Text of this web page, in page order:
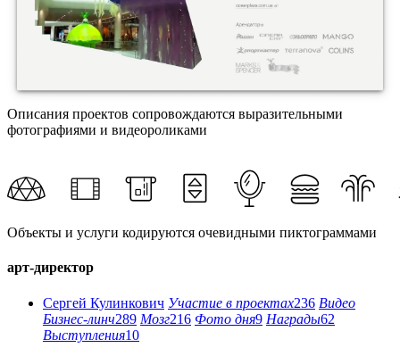
Описания проектов сопровождаются выразительными
фотографиями и видеороликами
Объекты и услуги кодируются очевидными пиктограммами
арт-директор
Сергей Кулинкович Участие в проектах236 Видео
Бизнес-линч289 Мозг216 Фото дня9 Награды62
Выступления10